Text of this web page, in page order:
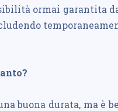
ormai garantita
buona durata, ma è